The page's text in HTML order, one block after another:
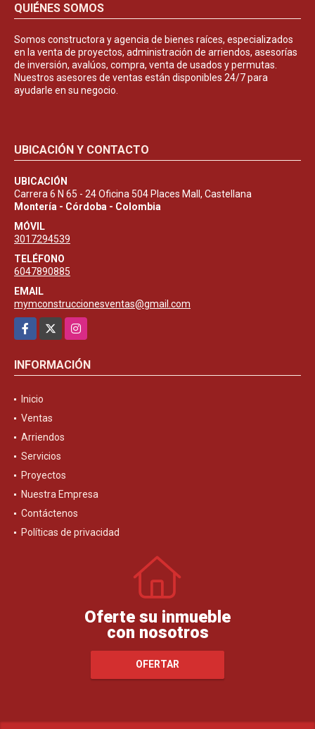
QUIÉNES SOMOS
Somos constructora y agencia de bienes raíces, especializados
en la venta de proyectos, administración de arriendos, asesorías
de inversión, avalúos, compra, venta de usados y permutas.
Nuestros asesores de ventas están disponibles 24/7 para
ayudarle en su negocio.
UBICACIÓN Y CONTACTO
UBICACIÓN
Carrera 6 N 65 - 24 Oficina 504 Places Mall, Castellana
Montería - Córdoba - Colombia
MÓVIL
3017294539
TELÉFONO
6047890885
EMAIL
mymconstruccionesventas@gmail.com
Facebook
Instagram
INFORMACIÓN
Inicio
Ventas
Arriendos
Servicios
Proyectos
Nuestra Empresa
Contáctenos
Políticas de privacidad
Oferte su inmueble
con nosotros
OFERTAR